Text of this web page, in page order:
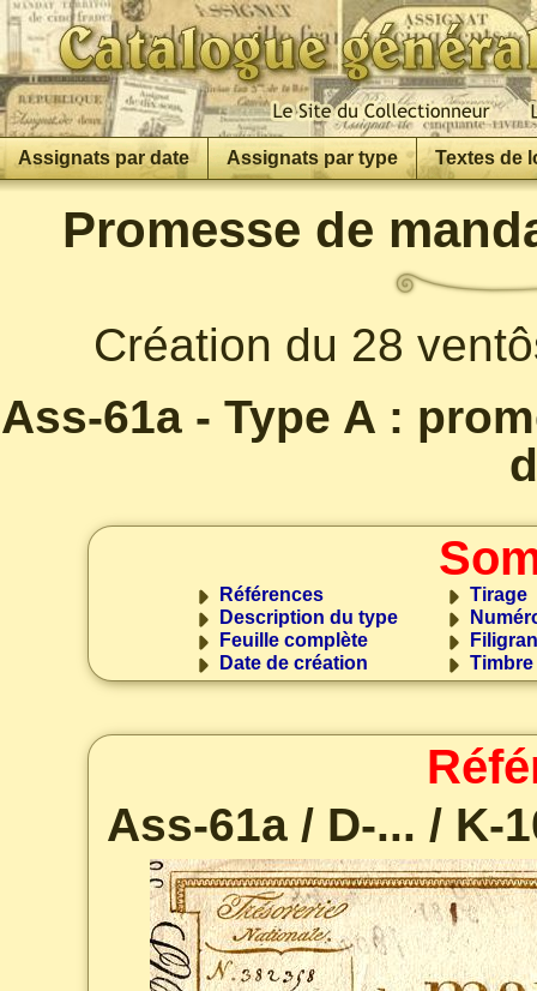
Assignats par date Assignats par type Textes de
Promesse de
Création du 28
Ass-61a - Type A :
Références
Description du type
Feuille complète
Date de création
Tirage
Timbre
Ass-61a / D-... / K-